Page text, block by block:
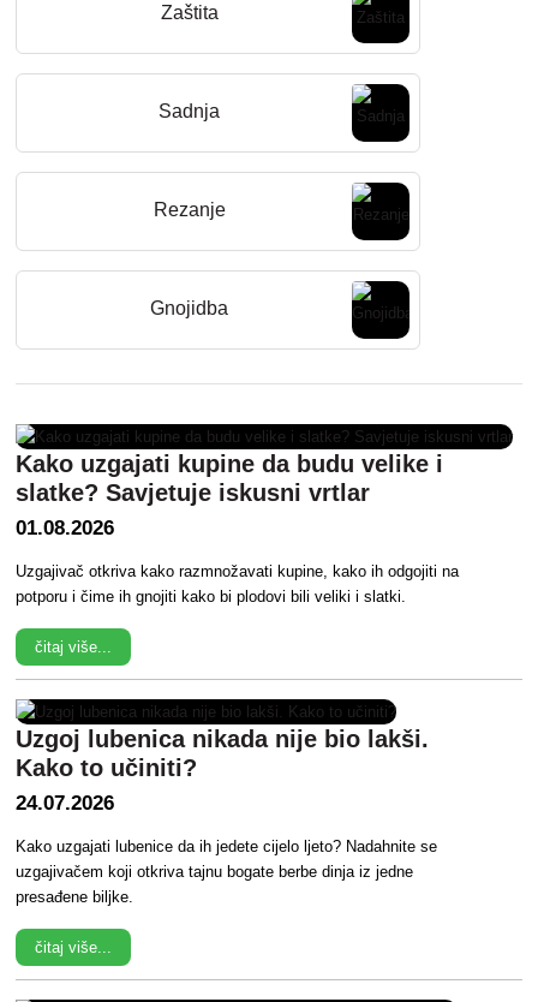
Zaštita
Sadnja
Rezanje
Gnojidba
Kako uzgajati kupine da budu velike i
slatke? Savjetuje iskusni vrtlar
01.08.2026
Uzgajivač otkriva kako razmnožavati kupine, kako ih odgojiti na
potporu i čime ih gnojiti kako bi plodovi bili veliki i slatki.
čitaj više...
Uzgoj lubenica nikada nije bio lakši.
Kako to učiniti?
24.07.2026
Kako uzgajati lubenice da ih jedete cijelo ljeto? Nadahnite se
uzgajivačem koji otkriva tajnu bogate berbe dinja iz jedne
presađene biljke.
čitaj više...